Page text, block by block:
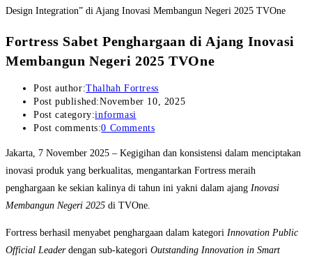
Design Integration” di Ajang Inovasi Membangun Negeri 2025 TVOne
Fortress Sabet Penghargaan di Ajang Inovasi
Membangun Negeri 2025 TVOne
Post author:Thalhah Fortress
Post published:November 10, 2025
Post category:informasi
Post comments:0 Comments
Jakarta, 7 November 2025 – Kegigihan dan konsistensi dalam menciptakan
inovasi produk yang berkualitas, mengantarkan Fortress meraih
penghargaan ke sekian kalinya di tahun ini yakni dalam ajang Inovasi
Membangun Negeri 2025 di TVOne.
Fortress berhasil menyabet penghargaan dalam kategori Innovation Public
Official Leaderdengan sub-kategori Outstanding Innovation in Smart